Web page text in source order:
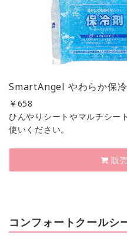
SmartAngel やわらか保
￥ 658
ひんやりシートやマルチシー
使いください。
販
コンフォートクールシ